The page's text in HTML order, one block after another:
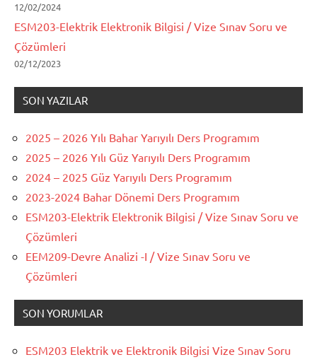
12/02/2024
ESM203-Elektrik Elektronik Bilgisi / Vize Sınav Soru ve
Çözümleri
02/12/2023
SON YAZILAR
2025 – 2026 Yılı Bahar Yarıyılı Ders Programım
2025 – 2026 Yılı Güz Yarıyılı Ders Programım
2024 – 2025 Güz Yarıyılı Ders Programım
2023-2024 Bahar Dönemi Ders Programım
ESM203-Elektrik Elektronik Bilgisi / Vize Sınav Soru ve
Çözümleri
EEM209-Devre Analizi -I / Vize Sınav Soru ve
Çözümleri
SON YORUMLAR
ESM203 Elektrik ve Elektronik Bilgisi Vize Sınav Soru